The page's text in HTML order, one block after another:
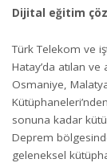
Dijital eğitim
Türk Telekom ve
Hatay’da atılan
Osmaniye,
sonuna kadar
Deprem
geleneksel